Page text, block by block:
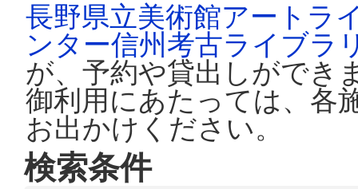
長野県立美術館アートラ
ンター信州考古ライブラ
が、予約や貸出しができ
御利用にあたっては、各
お出かけください。
検索条件